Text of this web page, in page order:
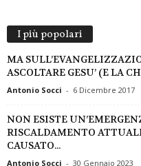
I più popolari
MA
ASCOLTARE GESU’ (E LA
Antonio Socci - 6 Dicembre 2017
NON ESISTE
RISCALDAMENTO
CAUSATO...
Antonio Socci - 30 Gennaio 2023